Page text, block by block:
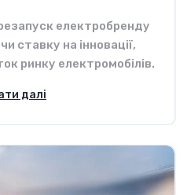
електробренду
ставку на інновації,
ринку електромобілів.
далі